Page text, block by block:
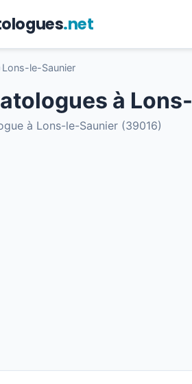
.net
Lons-le-Saunier
à
à Lons-le-Saunier (39016)